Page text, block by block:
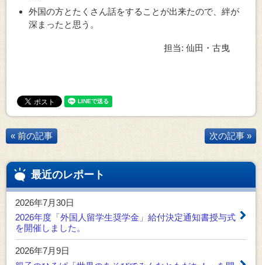
外国の方とたくさん話をすることが出来たので、絆が
深まったと思う。
担当: 仙田・古曳
« 前の記事 次の記事 »
最近のレポート
2026年7月30日
2026年度「外国人留学生奨学金」給付決定通知書授与式
を開催しました。
2026年7月9日